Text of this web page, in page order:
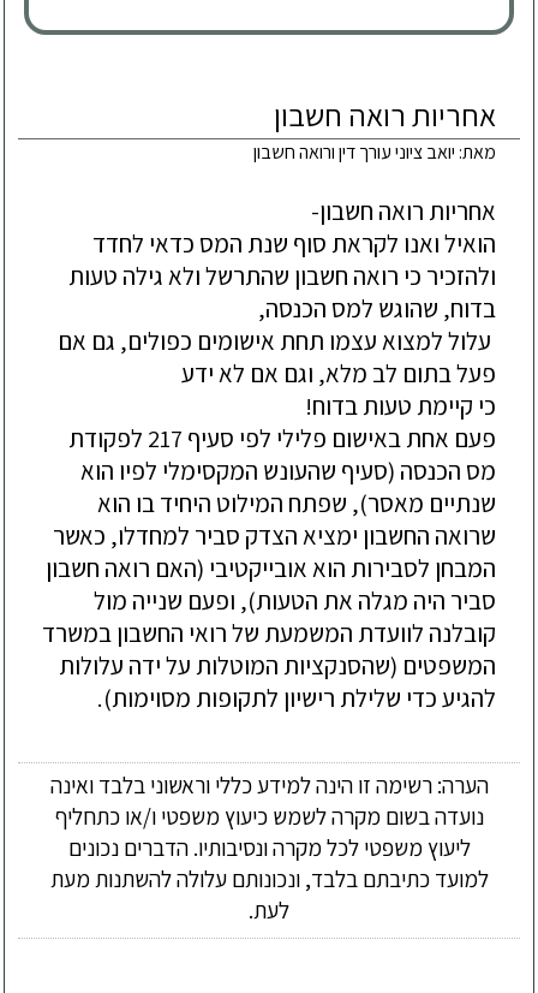
אחריות רואה חשבון
מאת: יואב ציוני עורך דין ורואה חשבון
פעל בתום לב מלא, וגם אם לא ידע
מס הכנסה (סעיף שהעונש המקסימלי לפיו הוא
שנתיים מאסר), שפתח המילוט היחיד בו הוא
סביר היה מגלה את הטעות), ופעם שנייה מול
להגיע כדי שלילת רישיון לתקופות מסוימות).
הערה: רשימה זו הינה למידע כללי וראשוני בלבד ואינה
נועדה בשום מקרה לשמש כיעוץ משפטי ו/או כתחליף
ליעוץ משפטי לכל מקרה ונסיבותיו. הדברים נכונים
למועד כתיבתם בלבד, ונכונותם עלולה להשתנות מעת
לעת.